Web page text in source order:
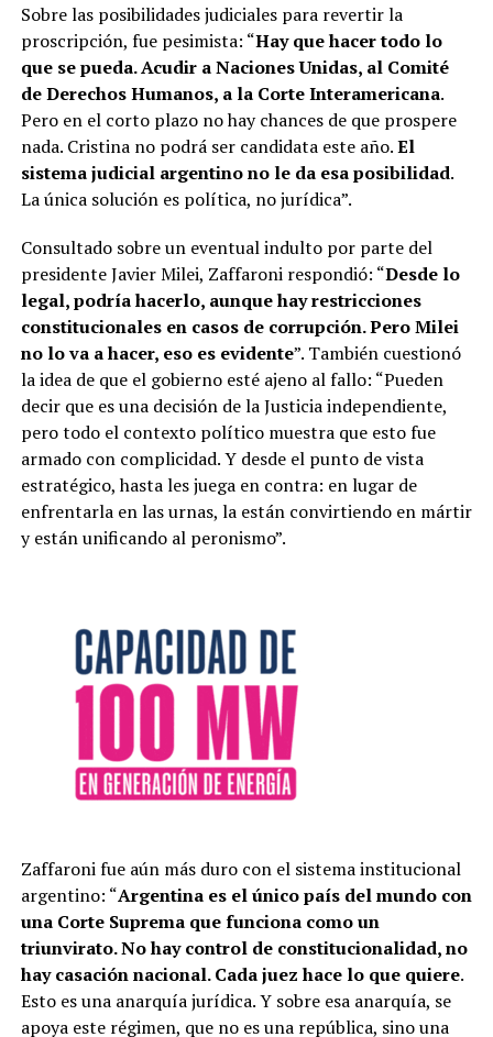
Sobre las posibilidades judiciales para revertir la
proscripción, fue pesimista: “Hay que hacer todo lo
que se pueda. Acudir a Naciones Unidas, al Comité
de Derechos Humanos, a la Corte Interamericana.
Pero en el corto plazo no hay chances de que prospere
nada. Cristina no podrá ser candidata este año.El
sistema judicial argentino no le da esa posibilidad.
La única solución es política, no jurídica”.
Consultado sobre un eventual indulto por parte del
presidente Javier Milei, Zaffaroni respondió: “Desde lo
legal, podría hacerlo, aunque hay restricciones
constitucionales en casos de corrupción. Pero Milei
no lo va a hacer, eso es evidente”. También cuestionó
la idea de que el gobierno esté ajeno al fallo: “Pueden
decir que es una decisión de la Justicia independiente,
pero todo el contexto político muestra que esto fue
armado con complicidad. Y desde el punto de vista
estratégico, hasta les juega en contra: en lugar de
enfrentarla en las urnas, la están convirtiendo en mártir
y están unificando al peronismo”.
Zaffaroni fue aún más duro con el sistema institucional
argentino: “Argentina es el único país del mundo con
una Corte Suprema que funciona como un
triunvirato. No hay control de constitucionalidad, no
hay casación nacional. Cada juez hace lo que quiere.
Esto es una anarquía jurídica. Y sobre esa anarquía, se
apoya este régimen, que no es una república, sino una